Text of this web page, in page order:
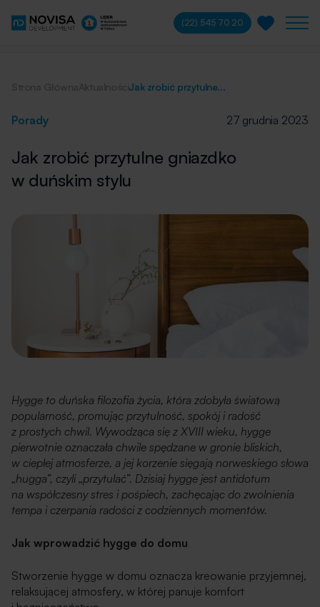
(22) 545 70 20
Jak zrobić przytulne...
Porady 27 grudnia 2023
Jak zrobić przytulne gniazdko
w duńskim stylu
Hygge to duńska filozofia życia, która zdobyła światową
popularność, promując przytulność, spokój i radość
z prostych chwil. Wywodząca się z XVIII wieku, hygge
pierwotnie oznaczała chwile spędzane w gronie bliskich,
w ciepłej atmosferze, a jej korzenie sięgają norweskiego słowa
„hugga”, czyli „przytulać”. Dzisiaj hygge jest antidotum
na współczesny stres i pośpiech, zachęcając do zwolnienia
tempa i czerpania radości z codziennych momentów.
Jak wprowadzić hygge do domu
Stworzenie hygge w domu oznacza kreowanie przyjemnej,
relaksującej atmosfery, w której panuje komfort